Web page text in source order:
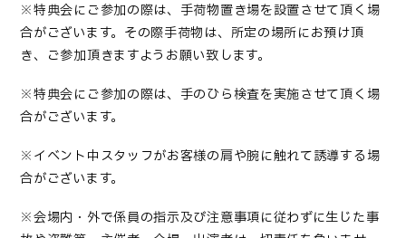
※特典会にご参加の際は、手荷物置き場を設置させて頂く場
合がございます。その際手荷物は、所定の場所にお預け頂
き、ご参加頂きますようお願い致します。
※特典会にご参加の際は、手のひら検査を実施させて頂く場
合がございます。
※イベント中スタッフがお客様の肩や腕に触れて誘導する場
合がございます。
※会場内・外で係員の指示及び注意事項に従わずに生じた事